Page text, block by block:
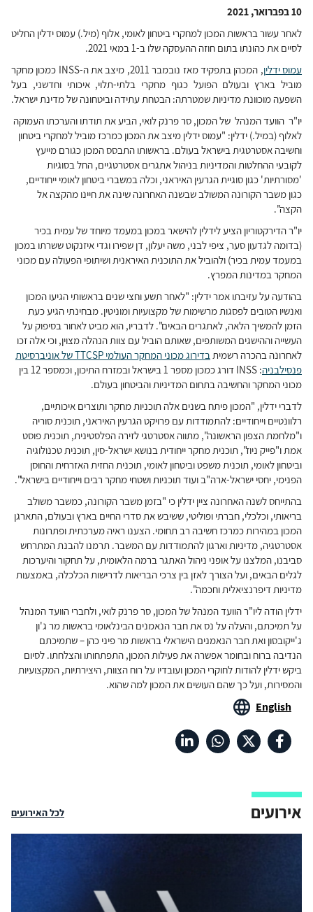
10 בפברואר, 2021
לאחר עשור בראשות המכון למחקרי ביטחון לאומי, אלוף (מיל.) עמוס ידלין החליט
לסיים את כהונתו בתום חוזה ההעסקה שלו ב-1 במאי 2021.
עמוס ידלין
, המכהן בתפקיד מאז נובמבר 2011, מיצב את ה-INSS כמכון מחקר
מוביל בארץ ובעולם הפועל כגוף מחקרי בלתי-תלוי, איכותי וחדשני, בעל
השפעה מוכוונת מדיניות שמטרתה: הבטחת עתידה וביטחונה של מדינת ישראל.
יו"ר הוועד המנהל של המכון, סר פרנק לואי, הביע את תודתו והערכתו העמוקה
לאלוף (במיל.) ידלין: "עמוס ידלין מיצב את המכון כמרכז מוביל למחקרי ביטחון
וחשיבה אסטרטגית בישראל בעולם. בראשותו התבסס המכון כגורם מייעץ
לקובעי ההחלטות והמדיניות בניהול אתגרים אסטרטגיים, החל בסוגיות
'מסורתיות' כגון סוגיית הגרעין האיראני, וכלה במשברי ביטחון לאומי ייחודיים,
כגון משבר הקורונה המשולב שבשנה האחרונה שינה את חיינו מהקצה אל
הקצה".
יו"ר הדירקטוריון הציע לידלין להישאר במכון במעמד מיוחד של עמית בכיר
(בדומה לגדעון סער, ציפי לבני, משה יעלון, דן שפירו וגדי איזנקוט ששרתו במכון
במעמד עמית בכיר) ולהוביל את התוכנית האיראנית ושיתופי הפעולה עם מכוני
המחקר במדינות המפרץ.
בהודעה על עזיבתו אמר ידלין: "לאחר תשע וחצי שנים בראשותי הגיעו המכון
ואנשיו הטובים לפסגות מרשימות של מקצועיות ומוניטין. מבחינתי הגיע כעת
הזמן להמשיך הלאה, לאתגרים הבאים". לדבריו, הוא מביט לאחור בסיפוק על
העשייה וההישגים המשותפים, שאותם הוביל עם צוות הנהלה מצוין, וכי אלה זכו
לאחרונה בהכרה רשמית
בדירוג מכוני המחקר העולמי TTCSP של אוניברסיטת
פנסילבניה
: INSS דורג כמכון מספר 1 בישראל ובמזרח התיכון, וכמספר 12 בין
מכוני המחקר והחשיבה בתחום המדיניות והביטחון בעולם.
לדברי ידלין, "המכון פיתח בשנים אלה תוכניות מחקר ותוצרים איכותיים,
רלוונטיים וייחודיים: להתמודדות עם פרויקט הגרעין האיראני, תוכנית סוריה
ו"מלחמת הצפון הראשונה", מתווה אסטרטגי לזירה הפלסטינית, תוכנית פוסט
אמת ו"פייק ניוז", תוכנית מחקר ייחודית בנושא ישראל-סין, תוכנית טכנולוגיה
וביטחון לאומי, תוכנית משפט וביטחון לאומי, תוכנית החזית האזרחית והחוסן
הפנימי, יחסי ישראל-ארה"ב ועוד תוכניות ושטחי מחקר רבים וייחודיים בישראל".
בהתייחס לשנה האחרונה ציין ידלין כי "בזמן משבר הקורונה, כמשבר משולב
בריאותי, וכלכלי, חברתי ופוליטי, ששיבש את סדרי החיים בארץ ובעולם, התארגן
המכון במהירות כמרכז חשיבה רב תחומי. הצענו ראיה מערכתית ופתרונות
אסטרטגיה, מדיניות וארגון להתמודדות עם המשבר. תרמנו להבנת המתרחש
סביבנו, המלצנו על אופני ניהול האתגר ברמה הלאומית, על תחקור והיערכות
לגלים הבאים, ועל הצורך לאזן בין צרכי הבריאות לדרישות הכלכלה, באמצעות
מדיניות דיפרנציאלית וחכמה".
ידלין הודה ליו"ר הוועד המנהל של המכון, סר פרנק לואי, ולחברי הוועד המנהל
על תמיכתם, והעלה על נס את חבר הנאמנים הבינלאומי בראשות מר ג'ון
ג'ייקובסון ואת חבר הנאמנים הישראלי בראשות מר פיני כהן – שתמיכתם
הנדיבה ברוח ובחומר אפשרה את פעילות המכון, התפתחותו והצלחתו. לסיום
ביקש ידלין להודות לחוקרי המכון ועובדיו על רוח הצוות, היצירתיות, המקצועיות
והמסירות, ועל כך שהם העושים את המכון למה שהוא.
English
אירועים לכל האירועים